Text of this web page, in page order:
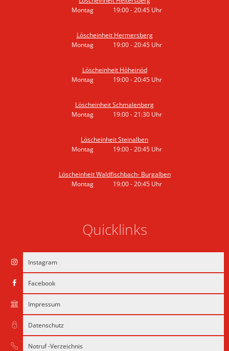
Montag
19:00-20:45 Uhr
Löscheinheit Hermersberg
Montag
19:00-20:45 Uhr
Löscheinheit Höheinöd
Montag
19:00-20:45 Uhr
Löscheinheit Schmalenberg
Montag
19:00-21:30 Uhr
Löscheinheit Steinalben
Montag
19:00-20:45 Uhr
Löscheinheit Waldfischbach- Burgalben
Montag
19:00-20:45 Uhr
Quicklinks
Instagram
Facebook
Impressum
Datenschutz
Notruf -Verzeichnis